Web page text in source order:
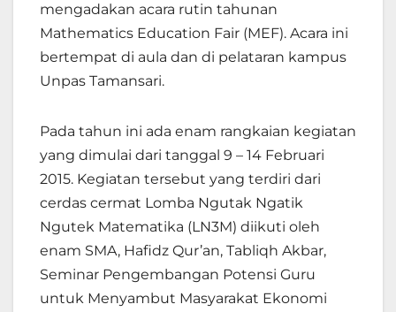
mengadakan acara rutin tahunan
Mathematics Education Fair (MEF). Acara ini
bertempat di aula dan di pelataran kampus
Unpas Tamansari.
Pada tahun ini ada enam rangkaian kegiatan
yang dimulai dari tanggal 9 – 14 Februari
2015. Kegiatan tersebut yang terdiri dari
cerdas cermat Lomba Ngutak Ngatik
Ngutek Matematika (LN3M) diikuti oleh
enam SMA, Hafidz Qur’an, Tabliqh Akbar,
Seminar Pengembangan Potensi Guru
untuk Menyambut Masyarakat Ekonomi